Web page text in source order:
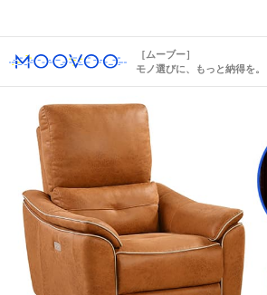
［ムーブー］
モノ選びに、もっと納得を。